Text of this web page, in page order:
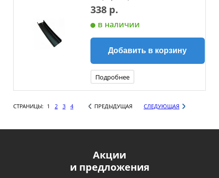
338 р.
в наличии
Добавить в корзину
Подробнее
СТРАНИЦЫ: 1 2 3 4 ПРЕДЫДУЩАЯ СЛЕДУЮЩАЯ
Акции
и предложения